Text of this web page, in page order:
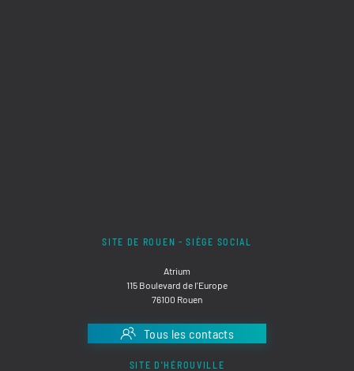
SITE DE ROUEN - SIÈGE SOCIAL
Atrium
115 Boulevard de l'Europe
76100 Rouen
Tous les contacts
SITE D'HÉROUVILLE